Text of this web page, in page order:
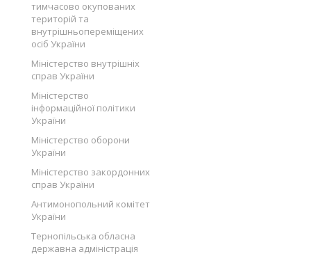
тимчасово окупованих
територій та
внутрішньопереміщених
осіб України
Міністерство внутрішніх
справ України
Міністерство
інформаційної політики
України
Міністерство оборони
України
Міністерство закордонних
справ України
Антимонопольний комітет
України
Тернопільська обласна
державна адміністрація